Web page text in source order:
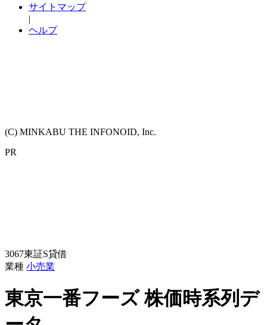
サイトマップ
|
ヘルプ
(C) MINKABU THE INFONOID, Inc.
PR
3067東証S貸借
業種 小売業
東京一番フーズ株価時系列デ